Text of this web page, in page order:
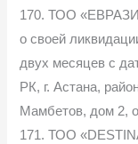
170. ТОО
о своей
двух месяцев с
РК, г. Астана,
Мамбетов, дом 2,
171. ТОО